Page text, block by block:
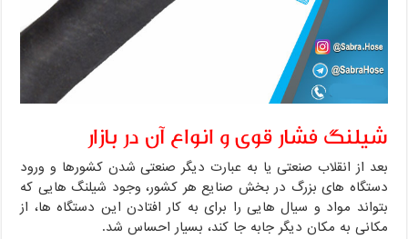
شیلنگ فشار قوی و انواع آن در بازار
بعد از انقلاب صنعتی یا به عبارت دیگر صنعتی شدن کشورها و ورود
دستگاه های بزرگ در بخش صنایع هر کشور، وجود شیلنگ هایی که
بتواند مواد و سیال هایی را برای به کار افتادن این دستگاه ها، از
مکانی به مکان دیگر جابه جا کند، بسیار احساس شد.